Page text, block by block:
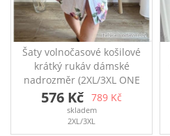
Šaty volnočasové košilové
krátký rukáv dámské
nadrozměr (2XL/3XL ONE
SIZE) ITALSKá MóDA
IM423362-1/DR
Košilové šaty vhodné na
576 Kč 789 Kč
skladem
2XL/3XL